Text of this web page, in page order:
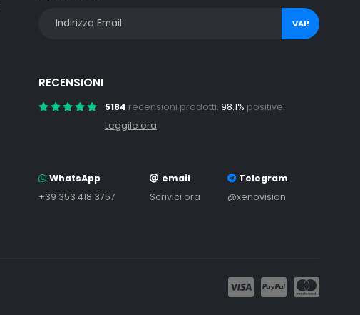
VAI!
RECENSIONI
5184 recensioni prodotti, 98.1% positive.
Leggile ora
WhatsApp
+39 353 418 3757
email
Scrivici ora
Telegram
@xenovision